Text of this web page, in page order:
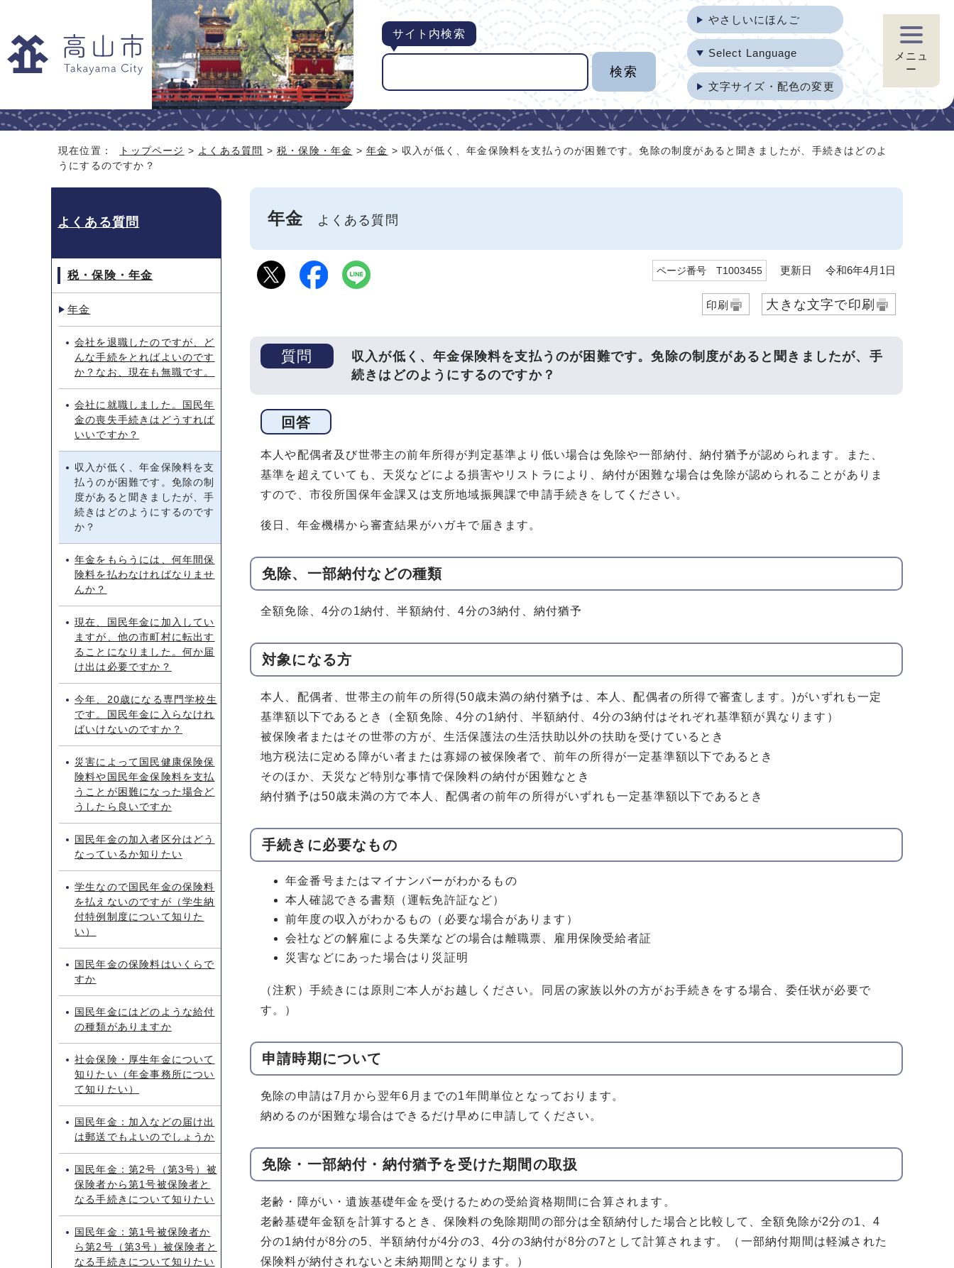
サイト内検索
やさしいにほんご
Select Language
文字サイズ・配色の変更
メニュ
ー
現在位置： トップページ > よくある質問 >税・保険・年金 >年金 > 収入が低く、年金保険料を支払うのが困難です。免除の制度があると聞きましたが、手続きはどのよ
うにするのですか？
年金 よくある質問
ページ番号 T1003455 更新日 令和6年4月1日
印刷 大きな文字で印刷
質問
収入が低く、年金保険料を支払うのが困難です。免除の制度があると聞きましたが、手
続きはどのようにするのですか？
回答
本人や配偶者及び世帯主の前年所得が判定基準より低い場合は免除や一部納付、納付猶予が認められます。また、
基準を超えていても、天災などによる損害やリストラにより、納付が困難な場合は免除が認められることがありま
すので、市役所国保年金課又は支所地域振興課で申請手続きをしてください。
後日、年金機構から審査結果がハガキで届きます。
免除、一部納付などの種類
全額免除、4分の1納付、半額納付、4分の3納付、納付猶予
対象になる方
本人、配偶者、世帯主の前年の所得(50歳未満の納付猶予は、本人、配偶者の所得で審査します。)がいずれも一定
基準額以下であるとき（全額免除、4分の1納付、半額納付、4分の3納付はそれぞれ基準額が異なります）
被保険者またはその世帯の方が、生活保護法の生活扶助以外の扶助を受けているとき
地方税法に定める障がい者または寡婦の被保険者で、前年の所得が一定基準額以下であるとき
そのほか、天災など特別な事情で保険料の納付が困難なとき
納付猶予は50歳未満の方で本人、配偶者の前年の所得がいずれも一定基準額以下であるとき
手続きに必要なもの
年金番号またはマイナンバーがわかるもの
本人確認できる書類（運転免許証など）
前年度の収入がわかるもの（必要な場合があります）
会社などの解雇による失業などの場合は離職票、雇用保険受給者証
災害などにあった場合はり災証明
（注釈）手続きには原則ご本人がお越しください。同居の家族以外の方がお手続きをする場合、委任状が必要で
す。）
申請時期について
免除の申請は7月から翌年6月までの1年間単位となっております。
納めるのが困難な場合はできるだけ早めに申請してください。
免除・一部納付・納付猶予を受けた期間の取扱
老齢・障がい・遺族基礎年金を受けるための受給資格期間に合算されます。
老齢基礎年金額を計算するとき、保険料の免除期間の部分は全額納付した場合と比較して、全額免除が2分の1、4
分の1納付が8分の5、半額納付が4分の3、4分の3納付が8分の7として計算されます。（一部納付期間は軽減された
保険料が納付されないと未納期間となります。）
よくある質問
税・保険・年金
年金
会社を退職したのですが、ど
んな手続をとればよいのです
か？なお、現在も無職です。
会社に就職しました。国民年
金の喪失手続きはどうすれば
いいですか？
収入が低く、年金保険料を支
払うのが困難です。免除の制
度があると聞きましたが、手
続きはどのようにするのです
か？
年金をもらうには、何年間保
険料を払わなければなりませ
んか？
現在、国民年金に加入してい
ますが、他の市町村に転出す
ることになりました。何か届
け出は必要ですか？
今年、20歳になる専門学校生
です。国民年金に入らなけれ
ばいけないのですか？
災害によって国民健康保険保
険料や国民年金保険料を支払
うことが困難になった場合ど
うしたら良いですか
国民年金の加入者区分はどう
なっているか知りたい
学生なので国民年金の保険料
を払えないのですが（学生納
付特例制度について知りた
い）
国民年金の保険料はいくらで
すか
国民年金にはどのような給付
の種類がありますか
社会保険・厚生年金について
知りたい（年金事務所につい
て知りたい）
国民年金：加入などの届け出
は郵送でもよいのでしょうか
国民年金：第2号（第3号）被
保険者から第1号被保険者と
なる手続きについて知りたい
国民年金：第1号被保険者か
ら第2号（第3号）被保険者と
なる手続きについて知りたい